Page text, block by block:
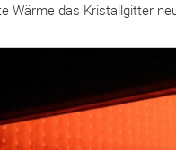
Wärme das Kristallgitter